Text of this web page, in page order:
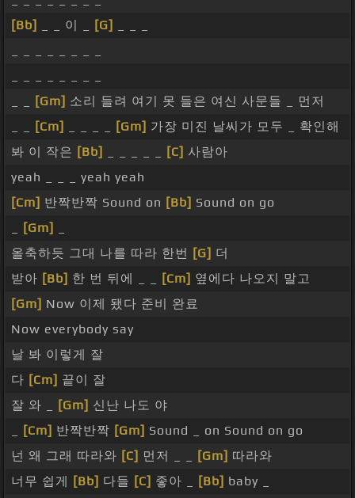
[Bb]
_ _ 이 _ [G]
[Gm] 소리 들려 여기 못 들은 여신 사문들 _ 먼저
[Cm] [Gm] 가장 미진 날씨가 모두 _ 확인해
봐 이 작은 [Bb] [C] 사람아
yeah _ _ _ yeah yeah
[Cm] 반짝반짝 Sound on [Bb] Sound on go
[Gm]
올축하듯 그대 나를 따라 한번 [G] 더
받아 [Bb] 한 번 뒤에 _ _ [Cm] 옆에다 나오지 말고
[Gm] Now 이제 됐다 준비 완료
Now everybody say
날 봐 이렇게 잘
다 [Cm] 끝이 잘
잘 와 _
[Gm] 신난 나도 야
[Cm] 반짝반짝 [Gm] Sound _ on Sound on go
넌 왜 그래 따라와 [C] 먼저 _ _ [Gm] 따라와
너무 쉽게
[Bb] 다들 [C] 좋아 _ [Bb] baby _